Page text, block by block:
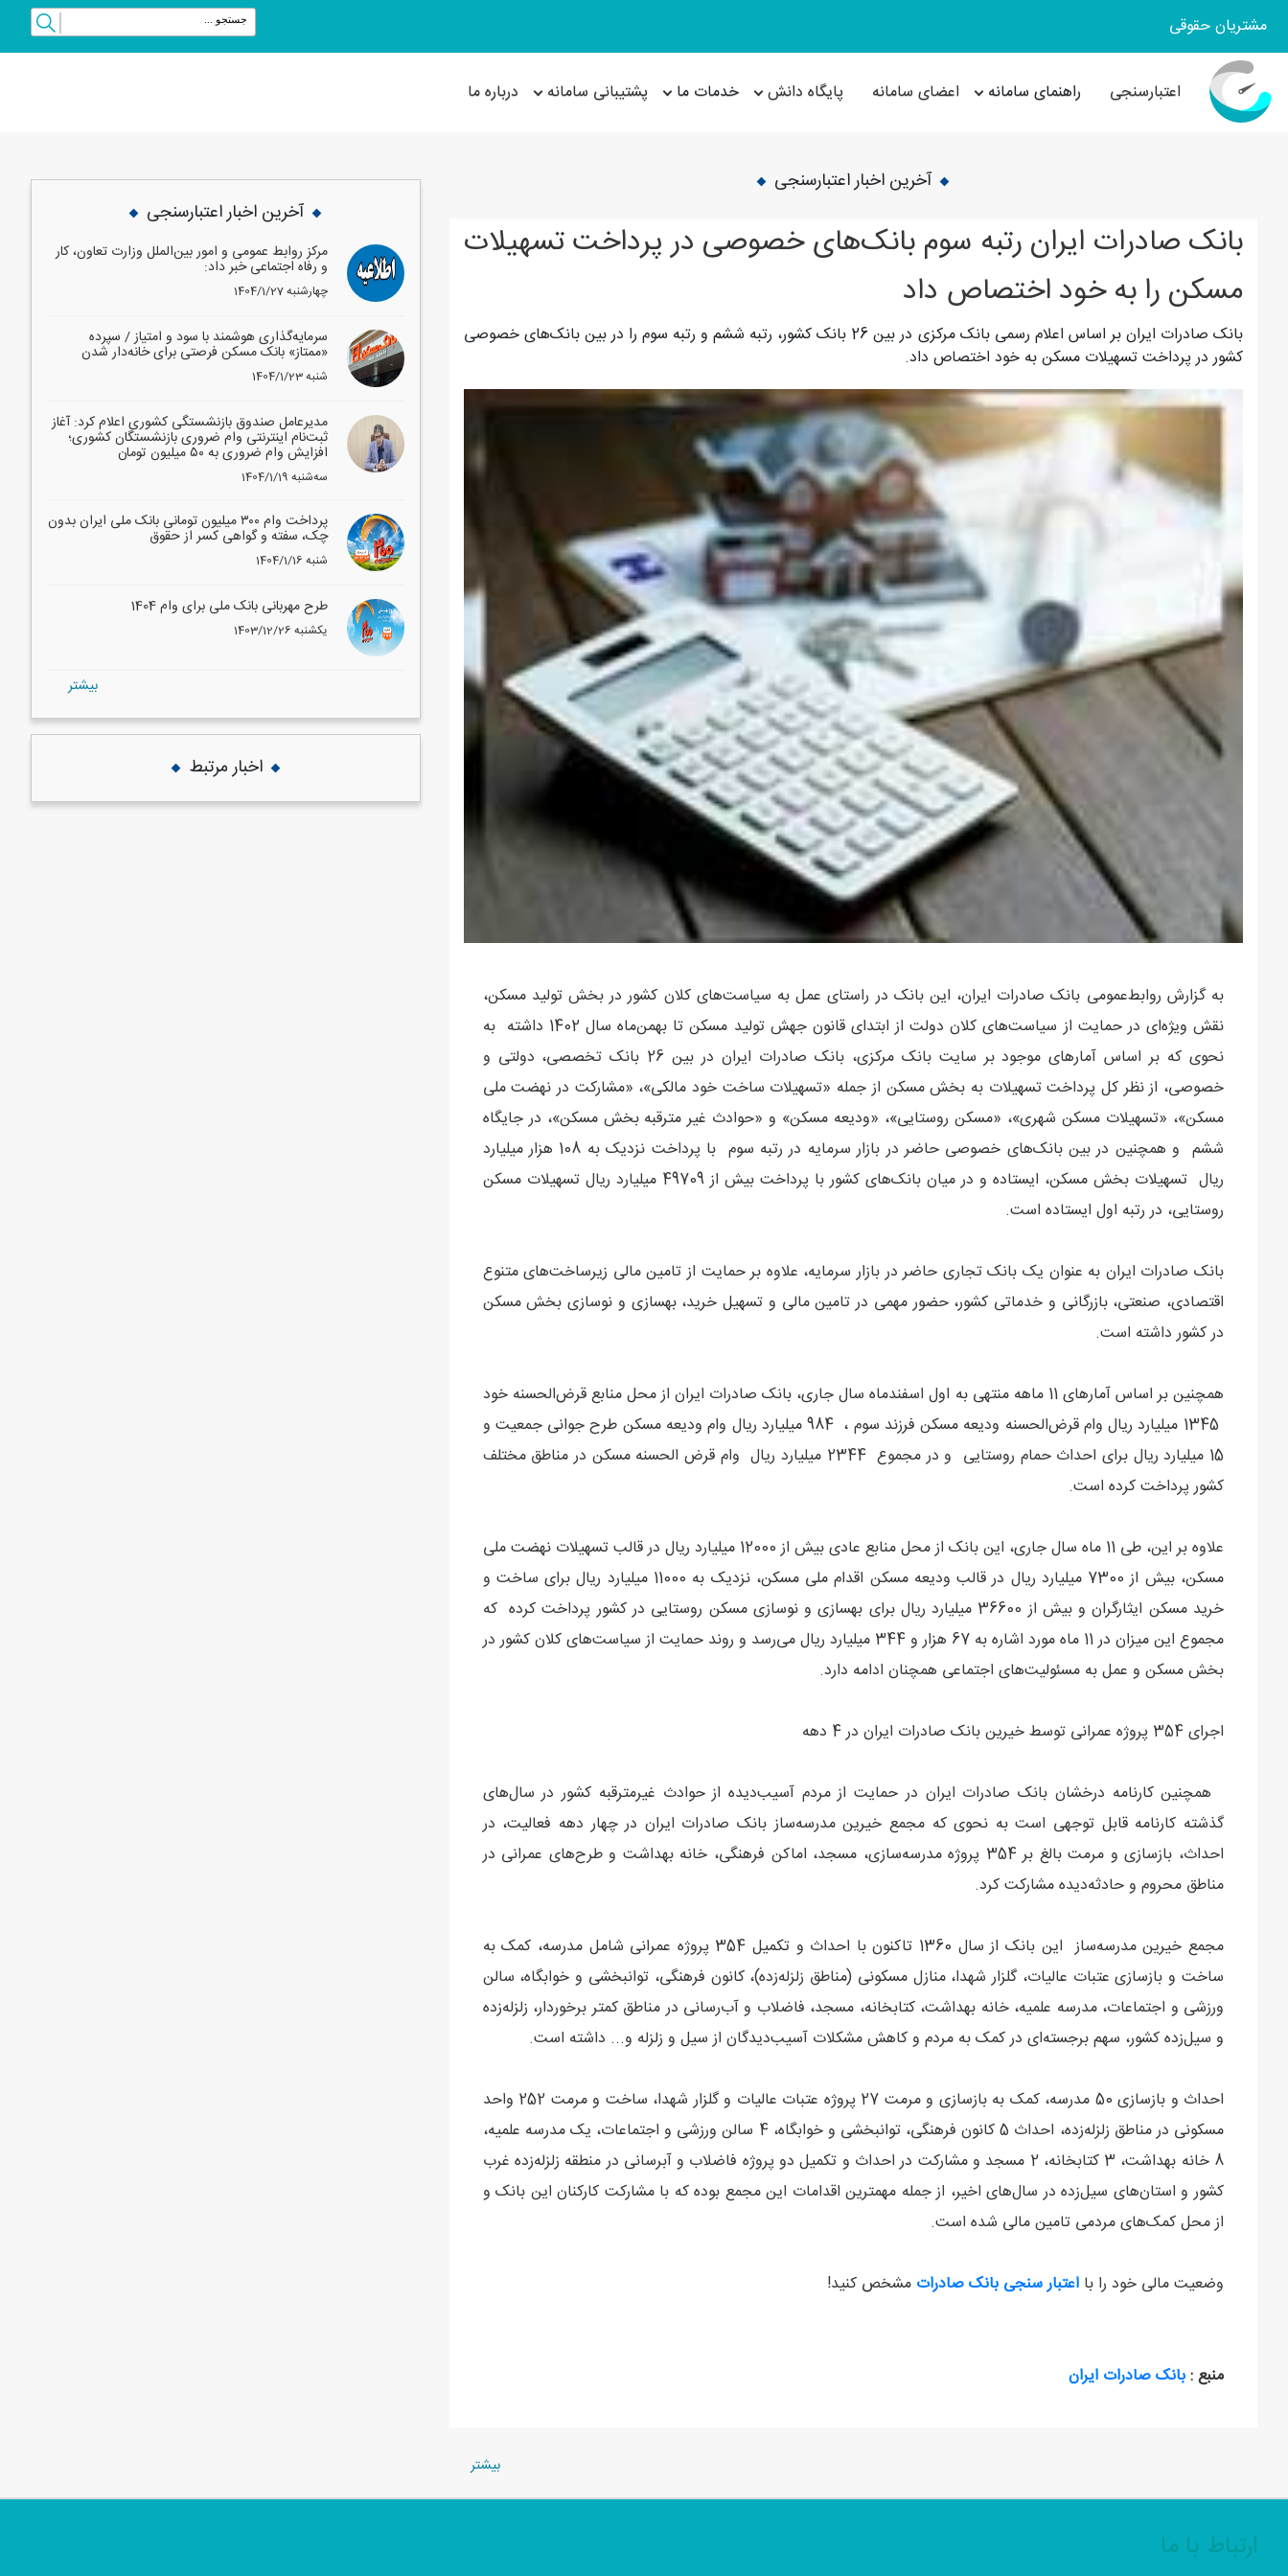
مشتریان حقوقی
اعتبارسنجی راهنمای سامانه اعضای سامانه پایگاه دانش خدمات ما پشتیبانی سامانه درباره ما
آخرین اخبار اعتبارسنجی
بانک صادرات ایران رتبه سوم بانک‌های خصوصی در پرداخت تسهیلات
مسکن را به خود اختصاص داد
بانک صادرات ایران بر اساس اعلام رسمی بانک مرکزی در بین 26 بانک کشور، رتبه ششم و رتبه سوم را در بین بانک‌های خصوصی
کشور در پرداخت تسهیلات مسکن به خود اختصاص داد.
به گزارش روابط‌عمومی بانک صادرات ایران، این بانک در راستای عمل به سیاست‌های کلان کشور در بخش تولید مسکن،
نقش ویژه‌ای در حمایت از سیاست‌های کلان دولت از ابتدای قانون جهش تولید مسکن تا بهمن‌ماه سال 1402 داشته به
نحوی که بر اساس آمارهای موجود بر سایت بانک مرکزی، بانک صادرات ایران در بین 26 بانک تخصصی، دولتی و
خصوصی، از نظر کل پرداخت تسهیلات به بخش مسکن از جمله «تسهیلات ساخت خود مالکی»، «مشارکت در نهضت ملی
مسکن»، «تسهیلات مسکن شهری»، «مسکن روستایی»، «ودیعه مسکن» و «حوادث غیر مترقبه بخش مسکن»، در جایگاه
ششم و همچنین در بین بانک‌‌های خصوصی حاضر در بازار سرمایه در رتبه سوم با پرداخت نزدیک به 108 هزار میلیارد
ریال تسهیلات بخش مسکن، ایستاده و در میان بانک‌های کشور با پرداخت بیش از 49709 میلیارد ریال تسهیلات مسکن
روستایی، در رتبه اول ایستاده است.
بانک صادرات ایران به عنوان یک بانک تجاری حاضر در بازار سرمایه، علاوه بر حمایت از تامین مالی زیرساخت‌های متنوع
اقتصادی، صنعتی، بازرگانی و خدماتی کشور، حضور مهمی در تامین مالی و تسهیل خرید، بهسازی و نوسازی بخش مسکن
در کشور داشته است.
همچنین بر اساس آمارهای 11 ماهه منتهی به اول اسفندماه سال جاری، بانک صادرات ایران از محل منابع قرض‌الحسنه خود
1345 میلیارد ریال وام قرض‌الحسنه ودیعه مسکن فرزند سوم ، 984 میلیارد ریال وام ودیعه مسکن طرح جوانی جمعیت و
15 میلیارد ریال برای احداث حمام روستایی و در مجموع 2344 میلیارد ریال وام قرض الحسنه مسکن در مناطق مختلف
کشور پرداخت کرده است.
علاوه بر این، طی 11 ماه سال جاری، این بانک از محل منابع عادی بیش از 12000 میلیارد ریال در قالب تسهیلات نهضت ملی
مسکن، بیش از 7300 میلیارد ریال در قالب ودیعه مسکن اقدام ملی مسکن، نزدیک به 11000 میلیارد ریال برای ساخت و
خرید مسکن ایثارگران و بیش از 36600 میلیارد ریال برای بهسازی و نوسازی مسکن روستایی در کشور پرداخت کرده که
مجموع این میزان در 11 ماه مورد اشاره به 67 هزار و 344 میلیارد ریال می‌رسد و روند حمایت از سیاست‌های کلان کشور در
بخش مسکن و عمل به مسئولیت‌های اجتماعی همچنان ادامه دارد.
اجرای 354 پروژه عمرانی توسط خیرین بانک صادرات ایران در 4 دهه
همچنین کارنامه درخشان بانک صادرات ایران در حمایت از مردم آسیب‌دیده از حوادث غیرمترقبه کشور در سال‌های
گذشته کارنامه قابل توجهی است به نحوی که مجمع خیرین مدرسه‌ساز بانک صادرات ایران در چهار دهه فعالیت، در
احداث، بازسازی و مرمت بالغ بر 354 پروژه مدرسه‌سازی، مسجد، اماکن فرهنگی، خانه بهداشت و طرح‌های عمرانی در
مناطق محروم و حادثه‌‌دیده مشارکت کرد.
مجمع خیرین مدرسه‌ساز این بانک از سال 1360 تاکنون با احداث و تکمیل 354 پروژه عمرانی شامل مدرسه، کمک به
ساخت و بازسازی عتبات عالیات، گلزار شهدا، منازل مسکونی (مناطق زلزله‌زده)، کانون فرهنگی، توانبخشی و خوابگاه، سالن
ورزشی و اجتماعات، مدرسه علمیه، خانه بهداشت، کتابخانه، مسجد، فاضلاب و آب‌رسانی در مناطق کمتر برخوردار، زلزله‌زده
و سیل‌زده کشور، سهم برجسته‌ای در کمک به مردم و کاهش مشکلات آسیب‌دیدگان از سیل و زلزله و... داشته است.
احداث و بازسازی 50 مدرسه، کمک به بازسازی و مرمت 27 پروژه عتبات عالیات و گلزار شهدا، ساخت و مرمت 252 واحد
مسکونی در مناطق زلزله‌زده، احداث 5 کانون فرهنگی، توانبخشی و خوابگاه، 4 سالن ورزشی و اجتماعات، یک مدرسه علمیه،
8 خانه بهداشت، 3 کتابخانه، 2 مسجد و مشارکت در احداث و تکمیل دو پروژه فاضلاب و آبرسانی در منطقه زلزله‌زده غرب
کشور و استان‌های سیل‌زده در سال‌های اخیر، از جمله مهمترین اقدامات این مجمع بوده که با مشارکت کارکنان این بانک و
از محل کمک‌های مردمی تامین مالی شده است.
وضعیت مالی خود را با اعتبار سنجی بانک صادرات مشخص کنید!
منبع :بانک صادرات ایران
بيشتر
Next
آخرین اخبار اعتبارسنجی
مرکز روابط عمومی و امور بین‌الملل وزارت تعاون، کار
و رفاه اجتماعی خبر داد:
1404/1/27 چهارشنبه
سرمایه‌گذاری هوشمند با سود و امتیاز / سپرده
«ممتاز» بانک مسکن فرصتی برای خانه‌دار شدن
1404/1/23 شنبه
مدیرعامل صندوق بازنشستگی کشوری اعلام کرد: آغاز
ثبت‌نام اینترنتی وام ضروری بازنشستگان کشوری؛
افزایش وام ضروری به ۵۰ میلیون تومان
1404/1/19 سه‌شنبه
پرداخت وام ۳۰۰ میلیون تومانی بانک ملی ایران بدون
چک، سفته و گواهی کسر از حقوق
1404/1/16 شنبه
طرح مهربانی بانک ملی برای وام 1404
1403/12/26 یکشنبه
بيشتر
اخبار مرتبط
ارتباط با ما